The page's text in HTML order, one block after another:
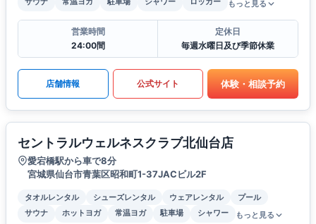
もっと見る
営業時間
24:00間
定休日
毎週水曜日及び季節休業
店舗情報 公式サイト 体験・相談予約
セントラルウェルネスクラブ北仙台店
愛宕橋駅から車で8分
宮城県仙台市青葉区昭和町1-37JACビル2F
タオルレンタル シューズレンタル ウェアレンタル
プール
サウナ
ホットヨガ 常温ヨガ 駐車場 シャワー もっと見る